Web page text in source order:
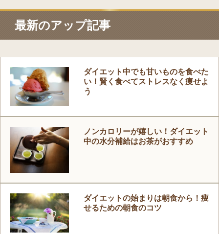
最新のアップ記事
ダイエット中でも甘いものを食べた
い！賢く食べてストレスなく痩せよ
う
ノンカロリーが嬉しい！ダイエット
中の水分補給はお茶がおすすめ
ダイエットの始まりは朝食から！痩
せるための朝食のコツ